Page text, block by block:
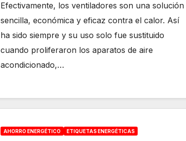
Efectivamente, los ventiladores son una solución
sencilla, económica y eficaz contra el calor. Así
ha sido siempre y su uso solo fue sustituido
cuando proliferaron los aparatos de aire
acondicionado,…
AHORRO ENERGÉTICO ETIQUETAS ENERGÉTICAS